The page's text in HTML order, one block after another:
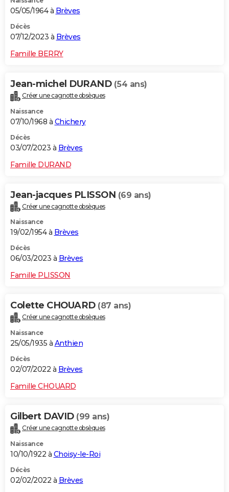
05/05/1964 à Brèves
Décès
07/12/2023 à Brèves
Famille BERRY
Jean-michel DURAND (54 ans)
Créer une cagnotte obsèques
Naissance
07/10/1968 à Chichery
Décès
03/07/2023 à Brèves
Famille DURAND
Jean-jacques PLISSON (69 ans)
Créer une cagnotte obsèques
Naissance
19/02/1954 à Brèves
Décès
06/03/2023 à Brèves
Famille PLISSON
Colette CHOUARD (87 ans)
Créer une cagnotte obsèques
Naissance
25/05/1935 à Anthien
Décès
02/07/2022 à Brèves
Famille CHOUARD
Gilbert DAVID (99 ans)
Créer une cagnotte obsèques
Naissance
10/10/1922 à Choisy-le-Roi
Décès
02/02/2022 à Brèves